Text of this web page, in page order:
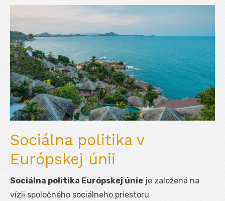
Sociálna politika v
Európskej únii
Sociálna politika Európskej únie je založená na
vízii spoločného sociálneho priestoru